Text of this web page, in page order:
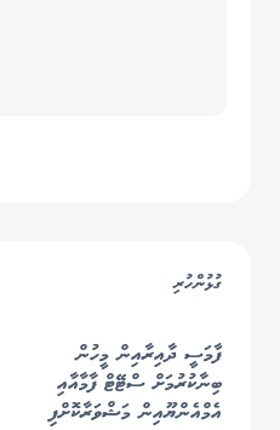
ގުޅުންހުރި
ފާމަސީ ދާއިރާއިން މީހުން
ބިނާކުރުމަށް ސްޓޭޓް ފާމާއާއި
އެމްއެންޔޫއިން މަޝްވަރާކޮށްފި